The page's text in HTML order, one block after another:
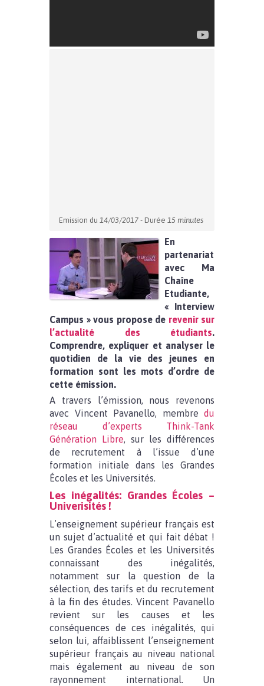
Emission du 14/03/2017 - Durée 15 minutes
En
partenariat
avec Ma
Chaîne
Etudiante,
« Interview
Campus » vous propose de revenir sur
l’actualité des étudiants.
Comprendre, expliquer et analyser le
quotidien de la vie des jeunes en
formation sont les mots d’ordre de
cette émission.
A travers l’émission, nous revenons
avec Vincent Pavanello, membre du
réseau d’experts Think-Tank
Génération Libre, sur les différences
de recrutement à l’issue d’une
formation initiale dans les Grandes
Écoles et les Universités.
Les inégalités: Grandes Écoles –
Univerisités !
L’enseignement supérieur français est
un sujet d’actualité et qui fait débat !
Les Grandes Écoles et les Universités
connaissant des inégalités,
notamment sur la question de la
sélection, des tarifs et du recrutement
à la fin des études. Vincent Pavanello
revient sur les causes et les
conséquences de ces inégalités, qui
selon lui, affaiblissent l’enseignement
supérieur français au niveau national
mais également au niveau de son
rayonnement international. Un